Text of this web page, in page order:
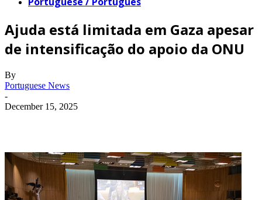
Ajuda está limitada em Gaza apesar
de intensificação do apoio da ONU
By
Portuguese News
-
December 15, 2025